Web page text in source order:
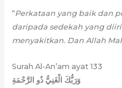
“Perkataan yang baik dan
daripada sedekah yang
menyakitkan. Dan Allah
Surah Al-An’am ayat 133
وَرَبُّكَ الْغَنِيُّ ذُو الرَّحْمَةِ